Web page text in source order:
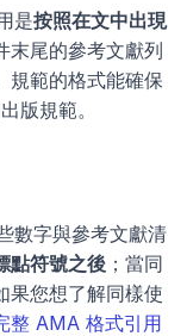
是按照在文中出現
末尾的參考文獻列
規範的格式能確保
版規範。
數字與參考文獻清
點符號之後 ；當同
果您想了解同樣使
整 AMA 格式引用